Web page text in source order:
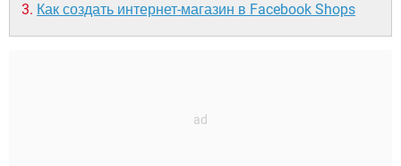
Как создать интернет-магазин в Facebook Shops